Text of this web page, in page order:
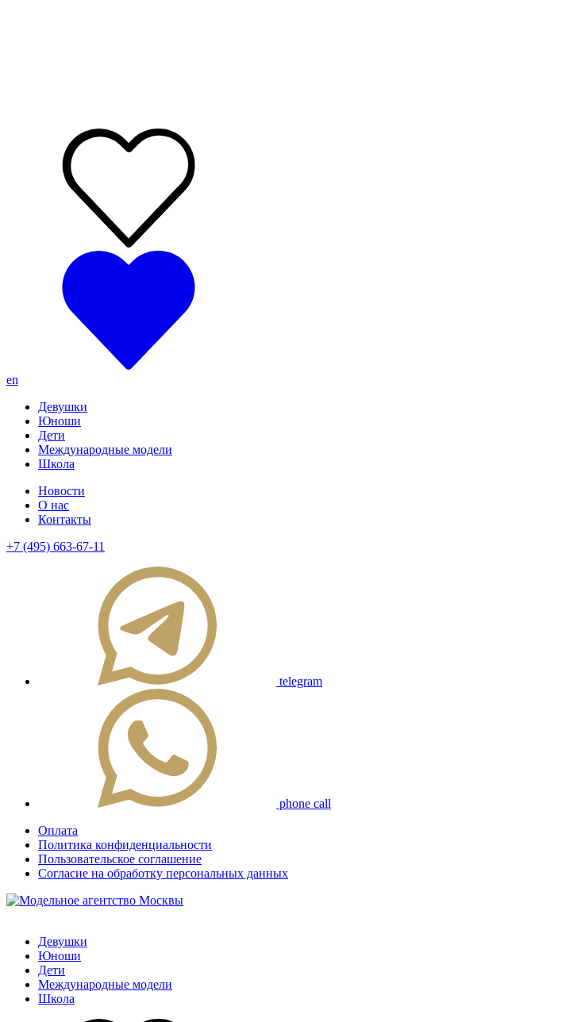
en
Девушки
Юноши
Дети
Международные модели
Школа
Новости
О нас
Контакты
+7 (495) 663-67-11
telegram
phone call
Оплата
Политика конфиденциальности
Пользовательское соглашение
Согласие на обработку персональных данных
Девушки
Юноши
Дети
Международные модели
Школа